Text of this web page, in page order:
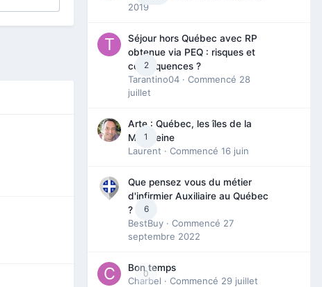
2019
2
Séjour hors Québec avec RP
obtenue via PEQ : risques et
conséquences ?
Tarantino04 · Commencé 28
juillet
1
Arte : Québec, les îles de la
Madeleine
Laurent · Commencé 16 juin
6
Que pensez vous du métier
d'infirmier Auxiliaire au Québec
?
BestBuy · Commencé 27
septembre 2022
0
Bon temps
Charbel · Commencé 29 juillet